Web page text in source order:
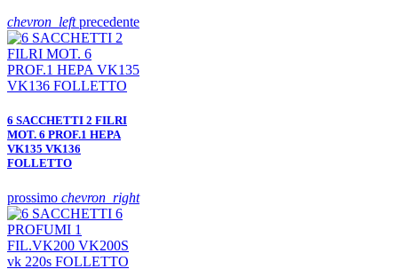
chevron_leftprecedente
6 SACCHETTI 2 FILRI
MOT. 6 PROF.1 HEPA
VK135 VK136
FOLLETTO
prossimo chevron_right